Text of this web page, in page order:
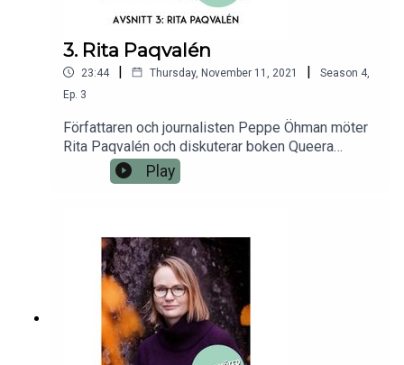
3. Rita Paqvalén
23:44 | Thursday, November 11, 2021 | Season 4,
Ep. 3
Författaren och journalisten Peppe Öhman möter
Rita Paqvalén och diskuterar boken Queera
minnen.
Play